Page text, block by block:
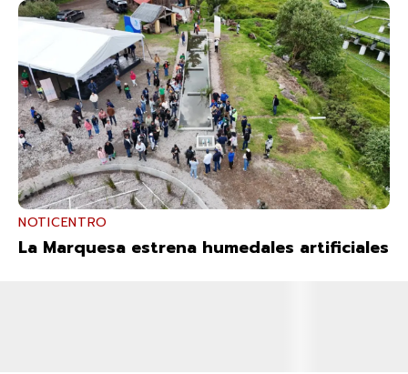
NOTICENTRO
La Marquesa estrena humedales artificiales